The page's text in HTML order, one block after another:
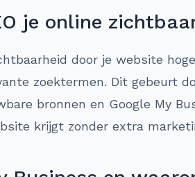
je online
door je website
zoektermen. Dit gebeurt
bronnen en Google My
krijgt zonder extra